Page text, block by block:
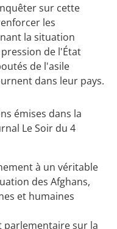
sur cette
les
la situation
de l'État
de l'asile
dans leur pays.
émises dans la
Le Soir du 4
à un véritable
des Afghans,
et humaines
parlementaire sur la